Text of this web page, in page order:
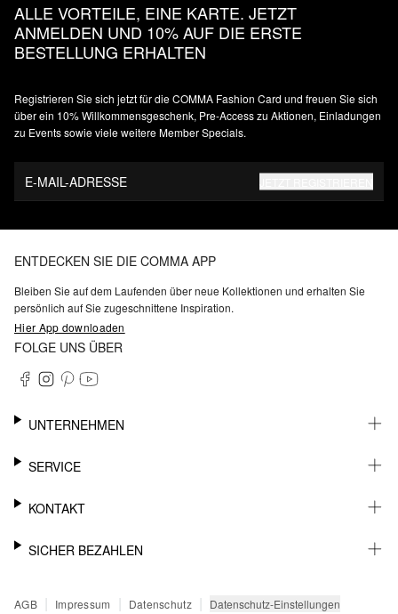
ALLE VORTEILE, EINE KARTE. JETZT
ANMELDEN UND 10% AUF DIE ERSTE
BESTELLUNG ERHALTEN
Registrieren Sie sich jetzt für die COMMA Fashion Card und freuen Sie sich
über ein 10% Willkommensgeschenk, Pre-Access zu Aktionen, Einladungen
zu Events sowie viele weitere Member Specials.
E-MAIL-ADRESSE
ENTDECKEN SIE DIE COMMA APP
Bleiben Sie auf dem Laufenden über neue Kollektionen und erhalten Sie
persönlich auf Sie zugeschnittene Inspiration.
Hier App downloaden
FOLGE UNS ÜBER
UNTERNEHMEN
KARRIERE
BARRIEREFREIHEIT
SERVICE
WHATSAPP
MEIN KONTO
SENDUNGSVERFOLGUNG
KONTAKT
SUPPORT
SICHER BEZAHLEN
PAYPAL
AGB | Impressum | Datenschutz | Datenschutz-Einstellungen